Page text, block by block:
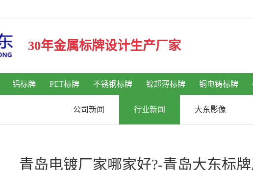
30年金属标牌设计生产厂家
铝标牌 PET标牌 不锈钢标牌 镍超薄标牌 铜电铸标牌
公司新闻 行业新闻 大东影像
青岛电镀厂家哪家好?-青岛大东标